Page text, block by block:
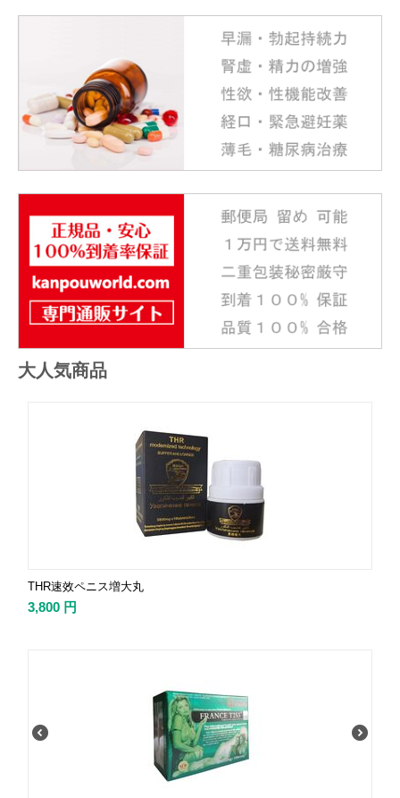
大人気商品
THR速效ペニス増大丸
3,800 円